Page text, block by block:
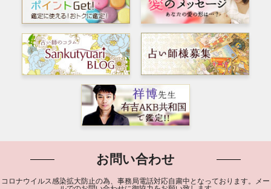
お問い合わせ
コロナウイルス感染拡大防止の為、事務局電話対応自粛中となっております。メー